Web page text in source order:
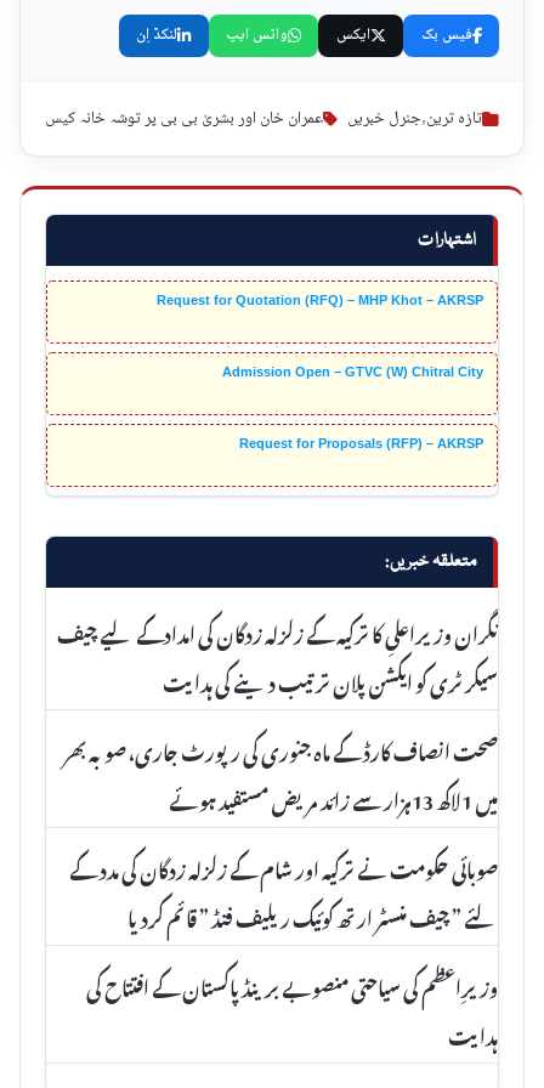
اشتہارات
Request for Quotation (RFQ) – MHP Khot – AKRSP
Admission Open – GTVC (W) Chitral City
Request for Proposals (RFP) – AKRSP
متعلقہ خبریں:
نگران وزیراعلیِ کا ترکیہ کے زلزلہ زدگان کی امدادکے لیے چیف
سیکرٹری کو ایکشن پلان ترتیب دینے کی ہدایت
صحت انصاف کارڈ کے ماہ جنوری کی رپورٹ جاری، صوبہ بھر
میں 1لاکھ 13ہزار سے زائد مریض مستفید ہوئے
صوبائی حکومت نے ترکیہ اور شام کے زلزلہ زدگان کی مدد کے
لئے ” چیف منسٹر ارتھ کوئیک ریلیف فنڈ ” قائم کردیا
وزیرِاعظم کی سیاحتی منصوبے برینڈ پاکستان کے افتتاح کی
ہدایت
فیس بک ایکس واٹس ایپ لنکڈ اِن
تازہ ترین,جنرل خبریں عمران خان اور بشریٰ بی بی پر توشہ خانہ کیس